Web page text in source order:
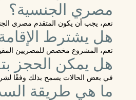
مصري الجنسية؟
نعم، يجب أن يكون المتقدم مصري
هل يشترط
نعم، المشروع مخصص للمصريين
هل يمكن الحجز
في بعض الحالات يسمح بذلك وفقًا
ما هي طريقة